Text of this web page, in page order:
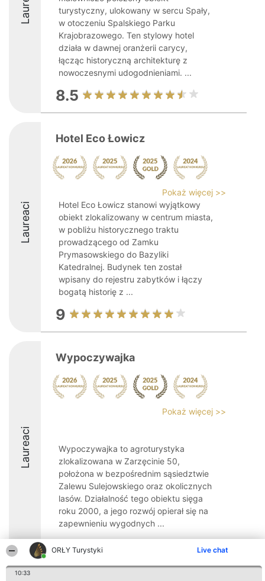
ORŁY Turystyki Live chat
10:33
turystyczny, ulokowany w sercu Spały,
w otoczeniu Spalskiego Parku
Krajobrazowego. Ten stylowy hotel
działa w dawnej oranżerii carycy,
łącząc historyczną architekturę z
nowoczesnymi udogodnieniami. ...
8.5
Laureaci
Hotel Eco Łowicz
Pokaż więcej >>
Hotel Eco Łowicz stanowi wyjątkowy
obiekt zlokalizowany w centrum miasta,
w pobliżu historycznego traktu
prowadzącego od Zamku
Prymasowskiego do Bazyliki
Katedralnej. Budynek ten został
wpisany do rejestru zabytków i łączy
bogatą historię z ...
9
Laureaci
Wypoczywajka
Pokaż więcej >>
Wypoczywajka to agroturystyka
zlokalizowana w Zarzęcinie 50,
położona w bezpośrednim sąsiedztwie
Zalewu Sulejowskiego oraz okolicznych
lasów. Działalność tego obiektu sięga
roku 2000, a jego rozwój opierał się na
zapewnieniu wygodnych ...
9.8